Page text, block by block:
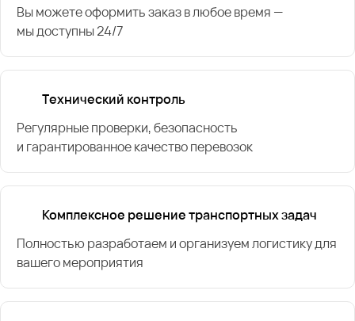
Вы можете оформить заказ в любое время —
мы доступны 24/7
Технический контроль
Регулярные проверки, безопасность
и гарантированное качество перевозок
Комплексное решение транспортных задач
Полностью разработаем и организуем логистику для
вашего мероприятия